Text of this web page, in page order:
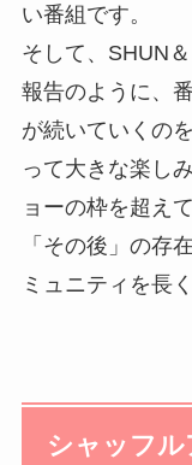
い番組です。
そして、SHUN
報告のように、
が続いていくの
って大きな楽し
ョーの枠を超え
「その後」の存
ミュニティを長
シャッフ